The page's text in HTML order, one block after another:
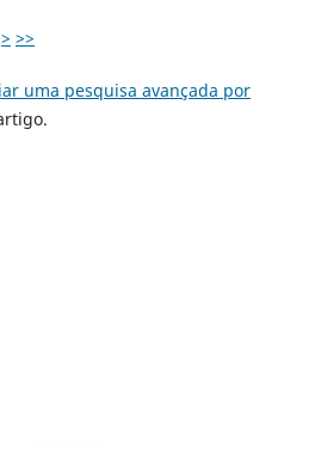
> >>
uma pesquisa avançada por